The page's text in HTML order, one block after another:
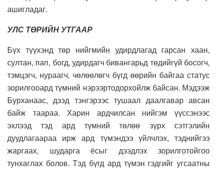
ашигладаг.
УЛС ТӨРИЙН УТГААР
Бүх түүхэнд төр нийгмийн удирдлагад гарсан хаан,
султан, пап, богд, удирдагч бивангарьд төдийгүй босогч,
тэмцэгч, нураагч, чөлөөлөгч бүгд өөрийн байгаа статус
зорилгооард түмний нэрээртодорхойлж байсан. Мэдээж
Бурханаас, дээд тэнгэрээс тушаал даалгавар авсан
байж таараа. Харин ардчилсан нийгэм үүссэнээс
эхлээд тэд ард түмний төлөө зүрх сэтгэлийн
дуудлагаараа ирж ард түмэндээ үйлчлэх, тэднийгээ
жаргаах, шударга ёсыг дээдлэх зорилготойгоо
тунхаглах болов. Тэд бүгд ард түмэн гэдгийг угсаатны